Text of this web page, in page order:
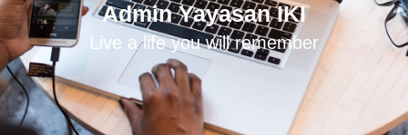
Admin Yayasan IKI
Live a life you will remember